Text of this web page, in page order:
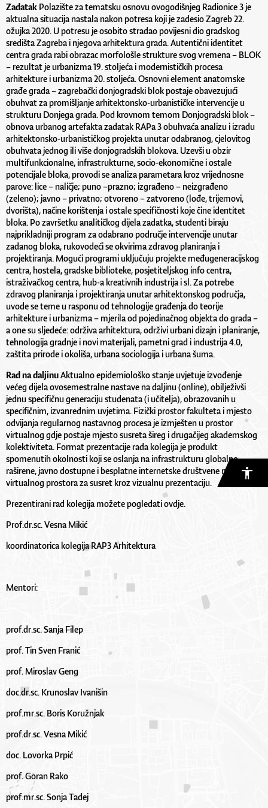
Zadatak Polazište za tematsku osnovu ovogodišnjeg Radionice 3 je
aktualna situacija nastala nakon potresa koji je zadesio Zagreb 22.
ožujka 2020. U potresu je osobito stradao povijesni dio gradskog
središta Zagreba i njegova arhitektura grada. Autentični identitet
centra grada rabi obrazac morfološle strukture svog vremena – BLOK
– rezultat je urbanizma 19. stoljeća i modernističkih procesa
arhitekture i urbanizma 20. stoljeća. Osnovni element anatomske
građe grada – zagrebački donjogradski blok postaje obavezujući
obuhvat za promišljanje arhitektonsko-urbanističke intervencije u
strukturu Donjega grada. Pod krovnom temom Donjogradski blok –
obnova urbanog artefakta zadatak RAPa 3 obuhvaća analizu i izradu
arhitektonsko-urbanističkog projekta unutar odabranog, cjelovitog
obuhvata jednog ili više donjogradskih blokova. Uzevši u obzir
multifunkcionalne, infrastrukturne, socio-ekonomične i ostale
potencijale bloka, provodi se analiza parametara kroz vrijednosne
parove: lice – naličje; puno –prazno; izgrađeno – neizgrađeno
(zeleno); javno – privatno; otvoreno – zatvoreno (lođe, trijemovi,
dvorišta), načine korištenja i ostale specifičnosti koje čine identitet
bloka. Po završetku analitičkog dijela zadatka, studenti biraju
najprikladniji program za odabrano područje intervencije unutar
zadanog bloka, rukovodeći se okvirima zdravog planiranja i
projektiranja. Mogući programi uključuju projekte međugeneracijskog
centra, hostela, gradske biblioteke, posjetiteljskog info centra,
istraživačkog centra, hub-a kreativnih industrija i sl. Za potrebe
zdravog planiranja i projektiranja unutar arhitektonskog područja,
uvode se teme u rasponu od tehnologije građenja do teorije
arhitekture i urbanizma – mjerila od pojedinačnog objekta do grada –
a one su sljedeće: održiva arhitektura, održivi urbani dizajn i planiranje,
tehnologija gradnje i novi materijali, pametni grad i industrija 4.0,
zaštita prirode i okoliša, urbana sociologija i urbana šuma.
Rad na daljinuAktualno epidemiološko stanje uvjetuje izvođenje
većeg dijela ovosemestralne nastave na daljinu (online), obilježivši
jednu specifičnu generaciju studenata (i učitelja), obrazovanih u
specifičnim, izvanrednim uvjetima. Fizički prostor fakulteta i mjesto
odvijanja regularnog nastavnog procesa je izmješten u prostor
virtualnog gdje postaje mjesto susreta šireg i drugačijeg akademskog
kolektiviteta. Format prezentacije rada kolegija je produkt
spomenutih okolnosti koji se oslanja na infrastrukturu globalno
raširene, javno dostupne i besplatne internetske društvene mreže –
virtualnog prostora za susret kroz vizualnu prezentaciju.
Prezentirani rad kolegija možete pogledatiovdje.
Prof.dr.sc. Vesna Mikić
koordinatorica kolegija RAP3 Arhitektura
Mentori:
prof.dr.sc. Sanja Filep
prof. Tin Sven Franić
prof. Miroslav Geng
doc.dr.sc. Krunoslav Ivanišin
prof.mr.sc. Boris Koružnjak
prof.dr.sc. Vesna Mikić
doc. Lovorka Prpić
prof. Goran Rako
prof.mr.sc. Sonja Tadej